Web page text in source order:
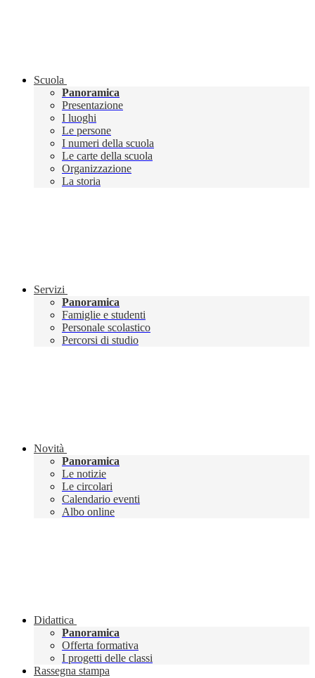
Scuola
Panoramica
Presentazione
I luoghi
Le persone
I numeri della scuola
Le carte della scuola
Organizzazione
La storia
Servizi
Panoramica
Famiglie e studenti
Personale scolastico
Percorsi di studio
Novità
Panoramica
Le notizie
Le circolari
Calendario eventi
Albo online
Didattica
Panoramica
Offerta formativa
I progetti delle classi
Rassegna stampa